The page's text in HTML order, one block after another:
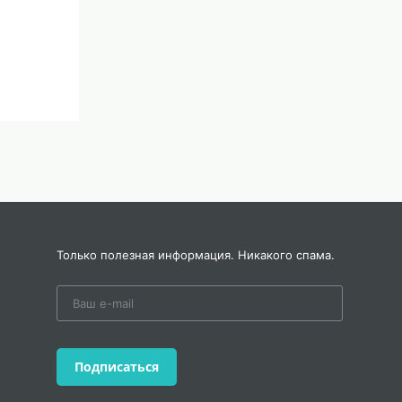
Только полезная информация. Никакого спама.
Подписаться